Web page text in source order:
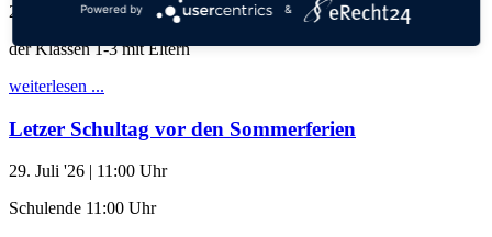
28. Juli '26| 17:30 Uhr
der Klassen 1-3 mit Eltern
weiterlesen ...
Letzer Schultag vor den Sommerferien
29. Juli '26 | 11:00 Uhr
Schulende 11:00 Uhr
Powered by &